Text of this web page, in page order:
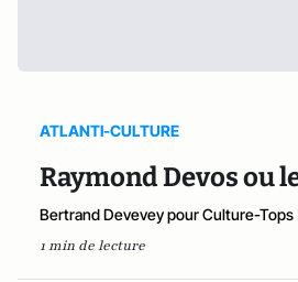
ATLANTI-CULTURE
Raymond Devos ou
Bertrand Devevey pour Culture-Tops
1 min de lecture